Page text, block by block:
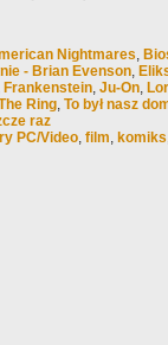
Nightmares,
- Brian Evenson,
Frankenstein, Ju-On,
Ring, To był nasz
raz
PC/Video, film, komiks